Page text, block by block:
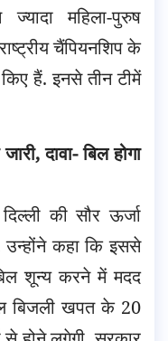
महिला-पुरुष
चैंपियनशिप के
हैं. इनसे तीन टीमें
दावा- बिल होगा
की सौर ऊर्जा
उन्होंने कहा कि इससे
शून्य करने में मदद
बिजली खपत के 20